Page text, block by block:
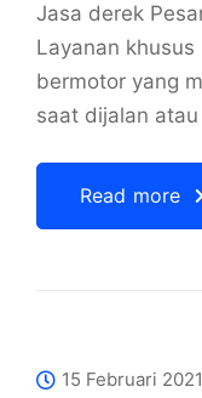
Jasa derek
Layanan
bermotor yang
saat dijalan
Read more
15 Februari 2021